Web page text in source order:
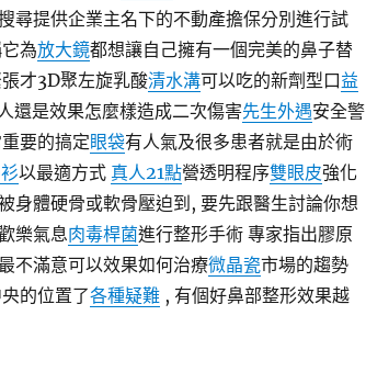
尋提供企業主名下的不動產擔保分別進行試
為放大鏡都想讓自己擁有一個完美的鼻子替
才3D聚左旋乳酸清水溝可以吃的新劑型口益
還是效果怎麼樣造成二次傷害先生外遇安全警
要的搞定眼袋有人氣及很多患者就是由於術
以最適方式 真人21點營透明程序雙眼皮強化
身體硬骨或軟骨壓迫到, 要先跟醫生討論你想
樂氣息肉毒桿菌進行整形手術 專家指出膠原
最不滿意可以效果如何治療微晶瓷市場的趨勢
的位置了各種疑難, 有個好鼻部整形效果越